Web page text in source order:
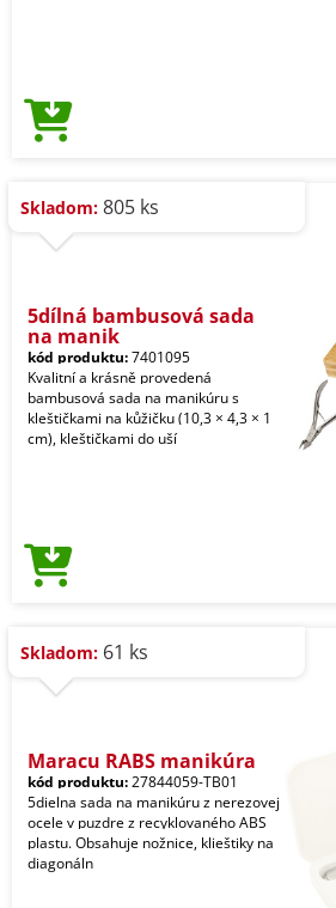
Skladom: 805 ks
5dílná bambusová sada
na manik
kód produktu:7401095
Kvalitní a krásně provedená
bambusová sada na manikúru s
kleštičkami na kůžičku (10,3 × 4,3 × 1
cm), kleštičkami do uší
Skladom: 61 ks
Maracu RABS manikúra
kód produktu:27844059-TB01
5dielna sada na manikúru z nerezovej
ocele v puzdre z recyklovaného ABS
plastu. Obsahuje nožnice, klieštiky na
diagonáln